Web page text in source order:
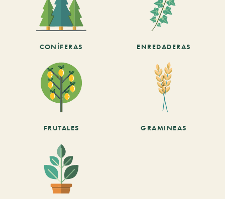
CONÍFERAS ENREDADERAS
FRUTALES GRAMINEAS